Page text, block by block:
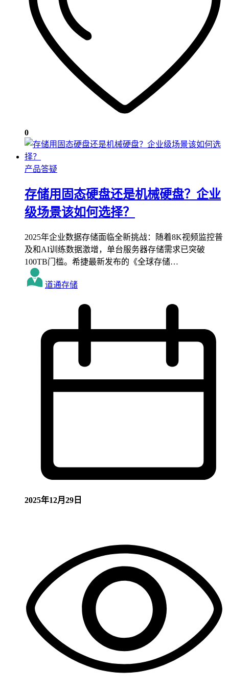
0
产品答疑
存储用固态硬盘还是机械硬盘？企业
级场景该如何选择？
2025年企业数据存储面临全新挑战：随着8K视频监控普
及和AI训练数据激增，单台服务器存储需求已突破
100TB门槛。希捷最新发布的《全球存储…
道通存储
2025年12月29日